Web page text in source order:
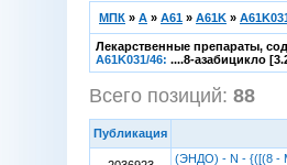
МПК » A » A61 » A61K »
Лекарственные препараты,
A61K031/46: ....8-азабицикло
Всего позиций: 88
Публикация
(ЭНДО) - N - {([(8 -